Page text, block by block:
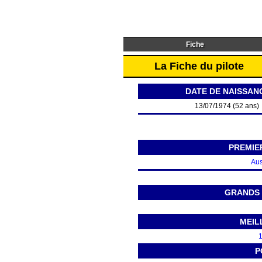
Fiche
La Fiche du pilote
DATE DE
13/07/1974 (52 ans)
GRANDS